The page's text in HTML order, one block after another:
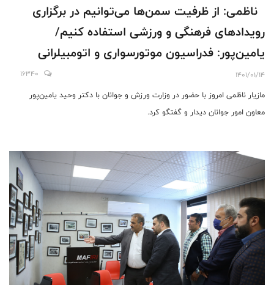
ناظمی: از ظرفیت سمن‌ها می‌توانیم در برگزاری
رویدادهای فرهنگی و ورزشی استفاده کنیم/
یامین‌پور: فدراسیون موتورسواری و اتومبیلرانی
مخاطبان زیادی در کشور دارد/ از اقدامات فدراسیون
حمایت می‌کنیم
1401/01/14
16340
مازیار ناظمی امروز با حضور در وزارت ورزش و جوانان با دکتر وحید یامین‌پور
معاون امور جوانان دیدار و گفتگو کرد.